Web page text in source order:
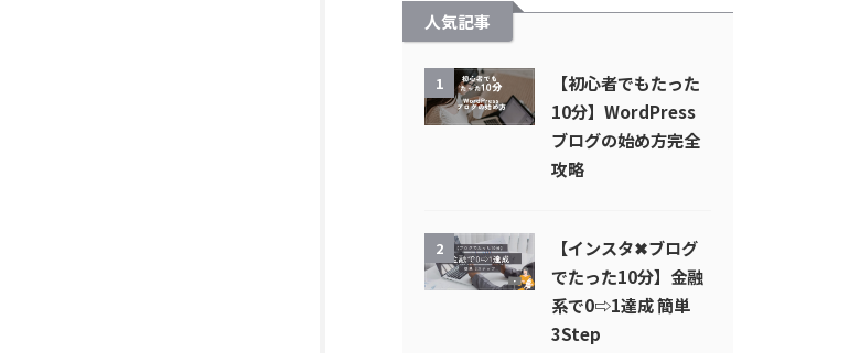
人気記事
1
【初心者でもたった
10分】WordPress
ブログの始め方完全
攻略
2
【インスタ✖︎ブログ
でたった10分】金融
系で0⇨1達成 簡単
3Step